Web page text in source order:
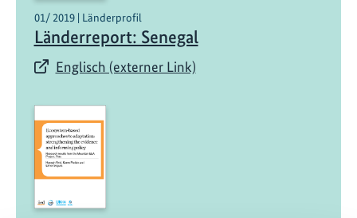
01/ 2019 | Länderprofil
Länderreport: Senegal
Englisch (externer Link)